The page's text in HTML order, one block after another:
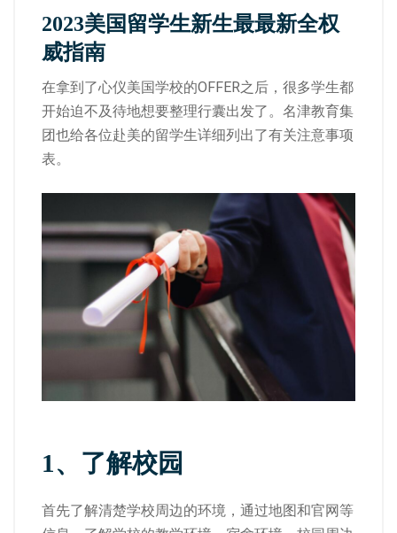
2023美国留学生新生最最新全权
威指南
在拿到了心仪美国学校的OFFER之后，很多学生都
开始迫不及待地想要整理行囊出发了。名津教育集
团也给各位赴美的留学生详细列出了有关注意事项
表。
1、 了解校园
首先了解清楚学校周边的环境，通过地图和官网等